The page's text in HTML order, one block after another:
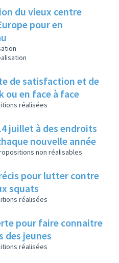
du vieux centre
pour en
de satisfaction et de
ou en face à face
réalisées
juillet à des endroits
nouvelle année
non réalisables
pour lutter contre
squats
réalisées
pour faire connaitre
des jeunes
réalisées